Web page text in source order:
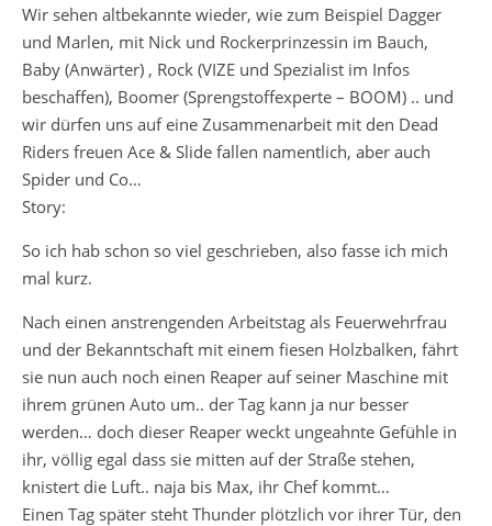
Wir sehen altbekannte wieder, wie zum Beispiel Dagger
und Marlen, mit Nick und Rockerprinzessin im Bauch,
Baby (Anwärter) , Rock (VIZE und Spezialist im Infos
beschaffen), Boomer (Sprengstoffexperte – BOOM) .. und
wir dürfen uns auf eine Zusammenarbeit mit den Dead
Riders freuen Ace & Slide fallen namentlich, aber auch
Spider und Co…
Story:
So ich hab schon so viel geschrieben, also fasse ich mich
mal kurz.
Nach einen anstrengenden Arbeitstag als Feuerwehrfrau
und der Bekanntschaft mit einem fiesen Holzbalken, fährt
sie nun auch noch einen Reaper auf seiner Maschine mit
ihrem grünen Auto um.. der Tag kann ja nur besser
werden… doch dieser Reaper weckt ungeahnte Gefühle in
ihr, völlig egal dass sie mitten auf der Straße stehen,
knistert die Luft.. naja bis Max, ihr Chef kommt…
Einen Tag später steht Thunder plötzlich vor ihrer Tür, den